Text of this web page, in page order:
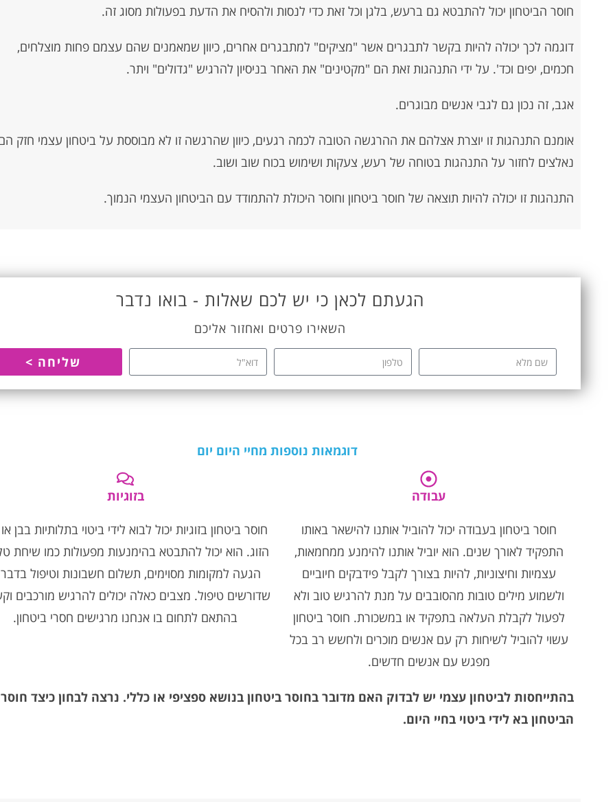
חוסר הביטחון יכול להתבטא גם ברעש, בלגן וכל זאת כדי לנסות ולהסיח את הדעת בפעולות מסוג זה.
דוגמה לכך יכולה להיות בקשר לתבגרים אשר "מציקים" למתבגרים אחרים, כיוון שמאמנים שהם עצמם פחות מוצלחים,
חכמים, יפים וכד'. על ידי התנהגות זאת הם "מקטינים" את האחר בניסיון להרגיש "גדולים" ויתר.
אגב, זה נכון גם לגבי אנשים מבוגרים.
אומנם התנהגות זו יוצרת אצלהם את ההרגשה הטובה לכמה רגעים, כיוון שהרגשה זו לא מבוססת על ביטחון עצמי חזק
נאלצים לחזור על התנהגות בטוחה של רעש, צעקות ושימוש בכוח שוב ושוב.
התנהגות זו יכולה להיות תוצאה של חוסר ביטחון וחוסר היכולת להתמודד עם הביטחון העצמי הנמוך.
הגעתם לכאן כי יש לכם שאלות - בואו נדבר
השאירו פרטים ואחזור אליכם
שליחה >
דוגמאות נוספות מחיי היום יום
עבודה
חוסר ביטחון בעבודה יכול להוביל אותנו להישאר באותו
התפקיד לאורך שנים. הוא יוביל אותנו להימנע ממחמאות,
עצמיות וחיצוניות, להיות בצורך לקבל פידבקים חיוביים
ולשמוע מילים טובות מהסובבים על מנת להרגיש טוב ולא
לפעול לקבלת העלאה בתפקיד או במשכורת. חוסר ביטחון
עשוי להוביל לשיחות רק עם אנשים מוכרים ולחשש רב בכל
מפגש עם אנשים חדשים.
בזוגיות
חוסר ביטחון בזוגיות יכול לבוא לידי ביטוי בתלותיות בבן
הזוג. הוא יכול להתבטא בהימנעות מפעולות כמו שיחת
הגעה למקומות מסוימים, תשלום חשבונות וטיפול
שדורשים טיפול. מצבים כאלה יכולים להרגיש מורכבים
בהתאם לתחום בו אנחנו מרגישים חסרי ביטחון.
בהתייחסות לביטחון עצמי יש לבדוק האם מדובר בחוסר ביטחון בנושא ספציפי או כללי. נרצה לבחון כיצד חוסר
הביטחון בא לידי ביטוי בחיי היום.